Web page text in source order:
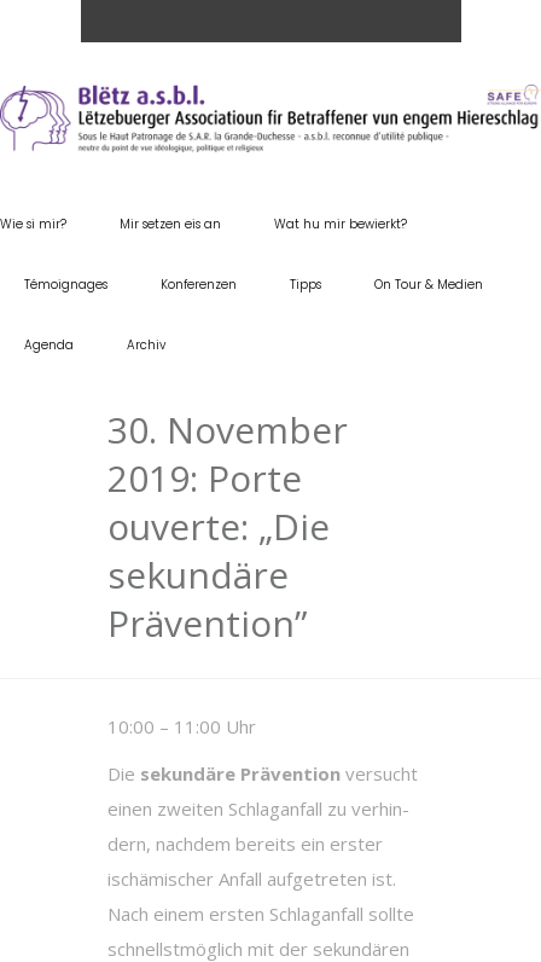
Wie si mir? Mir setzen eis an Wat hu mir bewierkt?
Témoignages Konferenzen Tipps On Tour & Medien
Agenda Archiv
30. November
2019: Porte
ouverte: „Die
sekundäre
Prävention”
10:00 – 11:00 Uhr
Die sekundäre Prävention versucht
einen zweiten Schlaganfall zu verhin-
dern, nachdem bereits ein erster
ischämischer Anfall aufgetreten ist.
Nach einem ersten Schlaganfall sollte
schnellstmöglich mit der sekundären